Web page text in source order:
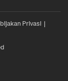
Privasi